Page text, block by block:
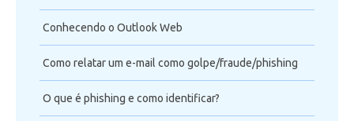
Conhecendo o Outlook Web
Como relatar um e-mail como golpe/fraude/phishing
O que é phishing e como identificar?